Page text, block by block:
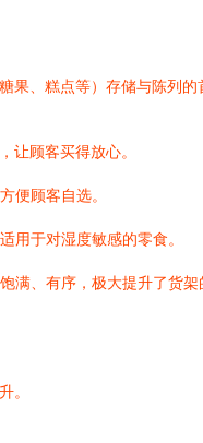
、糕点等）存储与陈列的
让顾客买得放心。
便顾客自选。
用于对湿度敏感的零食。
满、有序，极大提升了货架
。